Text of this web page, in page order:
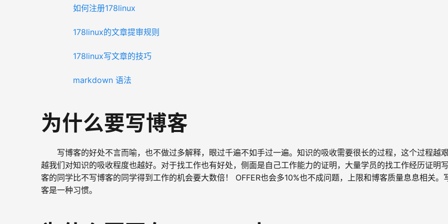
如何注册178linux
178linux的文章提审规则
178linux写文章的技巧
markdown 语法
为什么要写博客
写博客的好处不言而喻，也不做过多解释，眼过千遍不如手过一遍。知识的吸收需要很长的过程，这个过程越
越我们对知识的吸收程度也越好。对于找工作也有好处，侧面是自己工作能力的证明，大量学员的找工作经历证明
客的同学比不写博客的同学得到工作的机会要大数倍！ OFFER也会多10%也不成问题，上限和博客质量息息相关。
客是一种习惯。